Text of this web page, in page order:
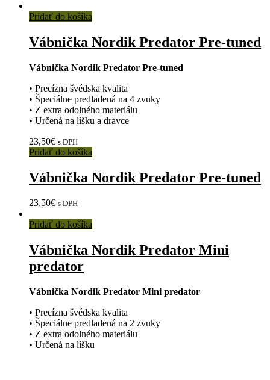
Pridať do košíka
Vábnička Nordik Predator Pre-tuned
Vábnička Nordik Predator Pre-tuned
• Precízna švédska kvalita
• Špeciálne predladená na 4 zvuky
• Z extra odolného materiálu
• Určená na líšku a dravce
23,50€ s DPH
Pridať do košíka
Vábnička Nordik Predator Pre-tuned
23,50€ s DPH
Pridať do košíka
Vábnička Nordik Predator Mini
predator
Vábnička Nordik Predator Mini predator
• Precízna švédska kvalita
• Špeciálne predladená na 2 zvuky
• Z extra odolného materiálu
• Určená na líšku